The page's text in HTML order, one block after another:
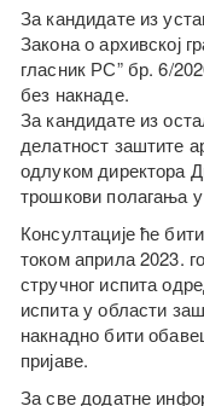
За кандидате из
Закона о архивској
гласник РС” бр. 6/
без накнаде.
За кандидате из
делатност заштите
одлуком директора
трошкови полагања
Консултације ће
током априла 2023.
стручног испита
испита у области
накнадно бити
пријаве.
За све додатне